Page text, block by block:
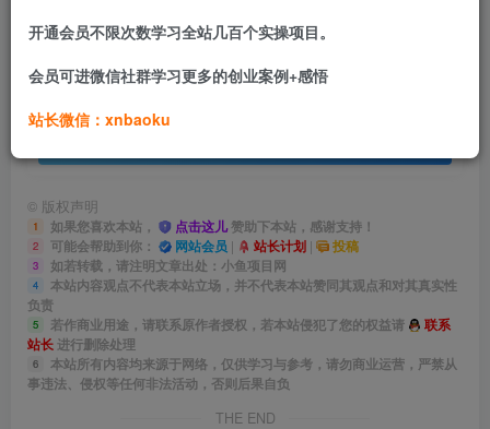
此内容为免费资源，请登录后查看
© 版权声明
1 如果您喜欢本站， 点击这儿赞助下本站，感谢支持！
2 可能会帮助到你： 网站会员 | 站长计划 | 投稿
3 如若转载，请注明文章出处：小鱼项目网
4
本站内容观点不代表本站立场，并不代表本站赞同其观点和对其真实性
负责
5 若作商业用途，请联系原作者授权，若本站侵犯了您的权益请
联系
站长进行删除处理
6
本站所有内容均来源于网络，仅供学习与参考，请勿商业运营，严禁从
事违法、侵权等任何非法活动，否则后果自负
THE END
开通会员不限次数学习全站几百个实操项目。
会员可进微信社群学习更多的创业案例+感悟
站长微信：xnbaoku